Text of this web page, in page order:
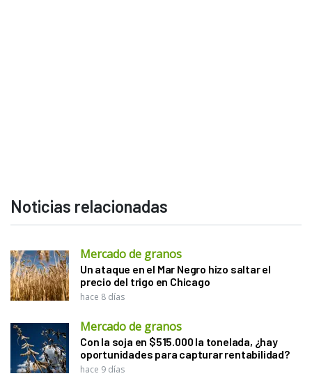
Noticias relacionadas
Mercado de granos
Un ataque en el Mar Negro hizo saltar el
precio del trigo en Chicago
hace 8 días
Mercado de granos
Con la soja en $515.000 la tonelada, ¿hay
oportunidades para capturar rentabilidad?
hace 9 días